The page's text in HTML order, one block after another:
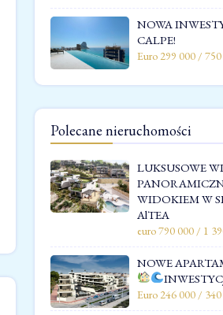
NOWA
CALPE!
Euro 299 000 /
Polecane nieruchomości
LUKSUSOWE
WIDOKIEM W
AlTEA
euro 790 000 / 1
NOWE
Euro 246 000 /